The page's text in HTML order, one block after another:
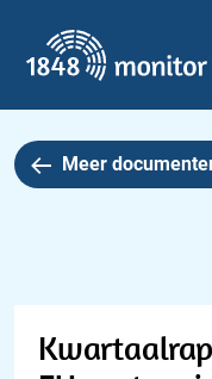
Hoofdmenu
Meer